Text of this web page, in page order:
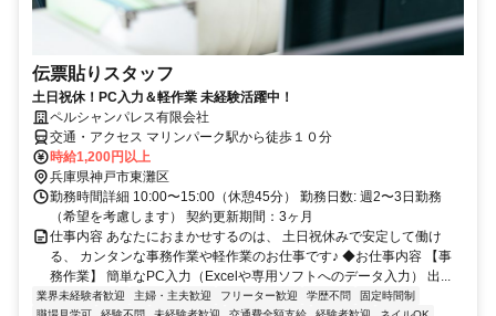
伝票貼りスタッフ
土日祝休！PC入力＆軽作業 未経験活躍中！
ペルシャンパレス有限会社
交通・アクセス マリンパーク駅から徒歩１０分
時給1,200円以上
兵庫県神戸市東灘区
勤務時間詳細 10:00〜15:00（休憩45分） 勤務日数: 週2〜3日勤務
（希望を考慮します） 契約更新期間：3ヶ月
仕事内容 あなたにおまかせするのは、 土日祝休みで安定して働け
る、 カンタンな事務作業や軽作業のお仕事です♪ ◆お仕事内容 【事
務作業】 簡単なPC入力（Excelや専用ソフトへのデータ入力） 出...
業界未経験者歓迎 主婦・主夫歓迎 フリーター歓迎 学歴不問
固定時間制